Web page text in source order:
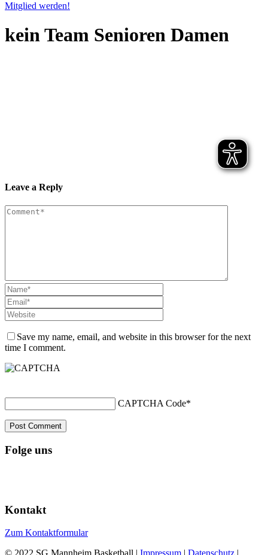
Mitglied werden!
kein Team Senioren Damen
Leave a Reply
Save my name, email, and website in this browser for the next
time I comment.
CAPTCHA Code*
Folge uns
Kontakt
Zum Kontaktformular